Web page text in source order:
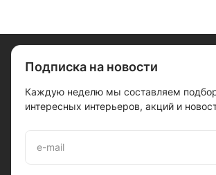
Подписка на новости
Каждую неделю мы составляем
интересных интерьеров, акций и